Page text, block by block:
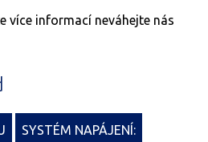
více informací neváhejte nás
SYSTÉM NAPÁJENÍ: